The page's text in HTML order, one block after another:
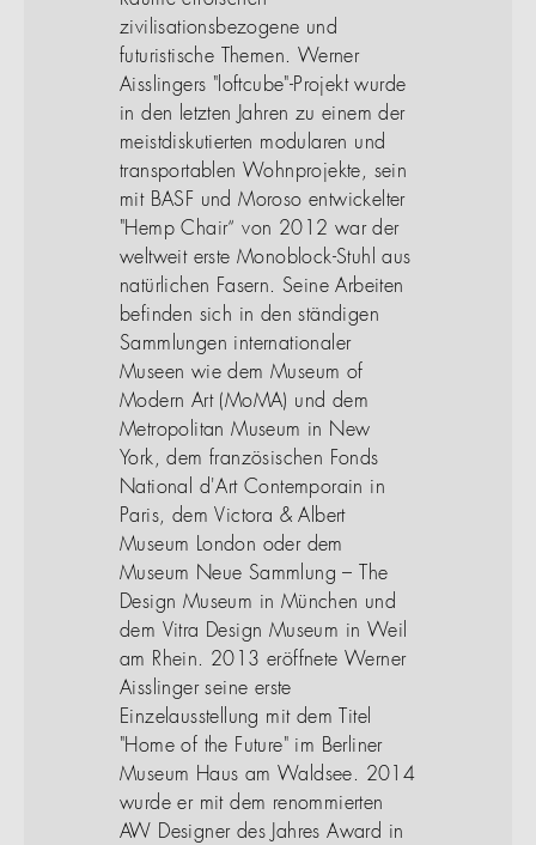
zivilisationsbezogene und
futuristische Themen. Werner
Aisslingers "loftcube"-Projekt wurde
in den letzten Jahren zu einem der
meistdiskutierten modularen und
transportablen Wohnprojekte, sein
mit BASF und Moroso entwickelter
"Hemp Chair“ von 2012 war der
weltweit erste Monoblock-Stuhl aus
natürlichen Fasern. Seine Arbeiten
befinden sich in den ständigen
Sammlungen internationaler
Museen wie dem Museum of
Modern Art (MoMA) und dem
Metropolitan Museum in New
York, dem französischen Fonds
National d'Art Contemporain in
Paris, dem Victora & Albert
Museum London oder dem
Museum Neue Sammlung – The
Design Museum in München und
dem Vitra Design Museum in Weil
am Rhein. 2013 eröffnete Werner
Aisslinger seine erste
Einzelausstellung mit dem Titel
"Home of the Future" im Berliner
Museum Haus am Waldsee. 2014
wurde er mit dem renommierten
AW Designer des Jahres Award in